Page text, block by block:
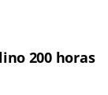
200 horas